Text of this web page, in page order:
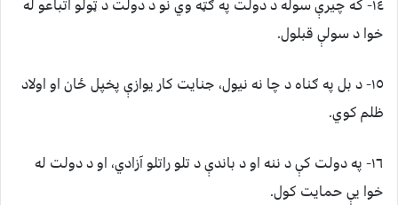
١٤- که چيرې سوله د دولت په ګټه وي نو د دولت د ټولو اتباعو له
خوا د سولې قبلول.
١٥- د بل په ګناه د چا نه نيول، جنايت کار يوازې پخپل ځان او اولاد
ظلم کوي.
١٦- په دولت کې د ننه او د باندې د تلو راتلو آزادي، او د دولت له
خوا يې حمايت کول.